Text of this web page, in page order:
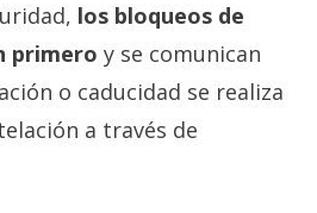
los bloqueos de
primero y se comunican
o caducidad se realiza
a través de